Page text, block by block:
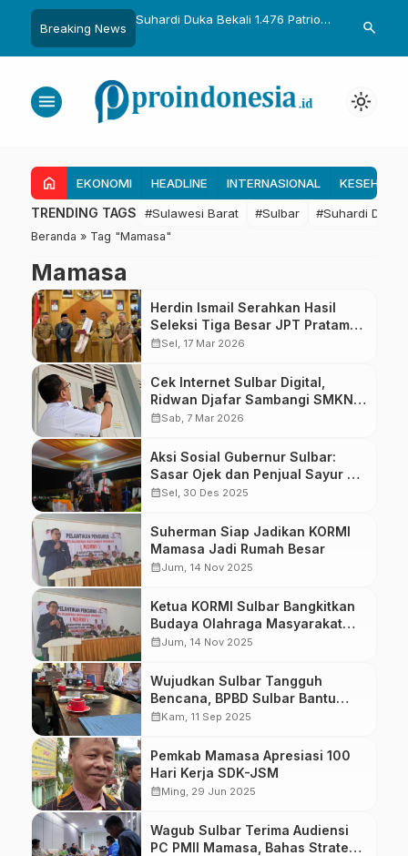
Breaking News
Gelar Sulo
Suhardi Duka Bekali 1.476 Patriot
Dasar Kebijakan Transmigrasi
Gubernur
untuk
search
menu light_mode
home EKONOMI HEADLINE INTERNASIONAL
TRENDING TAGS #Sulawesi Barat #Sulbar #Suhardi Duka
Beranda » Tag "Mamasa"
Mamasa
Herdin Ismail Serahkan Hasil
Seleksi Tiga Besar JPT Pratama
Mamasa
calendar_monthSel, 17 Mar 2026
Cek Internet Sulbar Digital,
Ridwan Djafar Sambangi SMKN 1
Rantebulahan Timur
calendar_monthSab, 7 Mar 2026
Aksi Sosial Gubernur Sulbar:
Sasar Ojek dan Penjual Sayur di
Mamasa
calendar_monthSel, 30 Des 2025
Suherman Siap Jadikan KORMI
Mamasa Jadi Rumah Besar
calendar_monthJum, 14 Nov 2025
Ketua KORMI Sulbar Bangkitkan
Budaya Olahraga Masyarakat
Sampai Desa
calendar_monthJum, 14 Nov 2025
Wujudkan Sulbar Tangguh
Bencana, BPBD Sulbar Bantu
Mamasa Siapkan Dokumen
calendar_monthKam, 11 Sep 2025
Pemkab Mamasa Apresiasi 100
Hari Kerja SDK-JSM
calendar_monthMing, 29 Jun 2025
Wagub Sulbar Terima Audiensi
PC PMII Mamasa, Bahas Strategi